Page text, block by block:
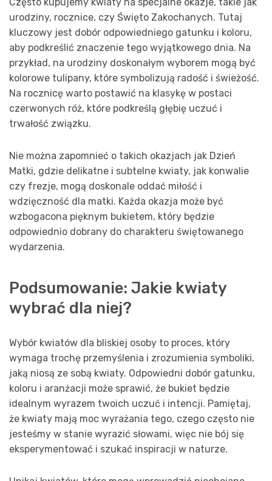
urodziny, rocznice, czy Święto Zakochanych. Tutaj
kluczowy jest dobór odpowiedniego gatunku i koloru,
aby podkreślić znaczenie tego wyjątkowego dnia. Na
przykład, na urodziny doskonałym wyborem mogą być
kolorowe tulipany, które symbolizują radość i świeżość.
Na rocznicę warto postawić na klasykę w postaci
czerwonych róż, które podkreślą głębię uczuć i
trwałość związku.
Nie można zapomnieć o takich okazjach jak Dzień
Matki, gdzie delikatne i subtelne kwiaty, jak konwalie
czy frezje, mogą doskonale oddać miłość i
wdzięczność dla matki. Każda okazja może być
wzbogacona pięknym bukietem, który będzie
odpowiednio dobrany do charakteru świętowanego
wydarzenia.
Podsumowanie: Jakie kwiaty
wybrać dla niej?
Wybór kwiatów dla bliskiej osoby to proces, który
wymaga trochę przemyślenia i zrozumienia symboliki,
jaką niosą ze sobą kwiaty. Odpowiedni dobór gatunku,
koloru i aranżacji może sprawić, że bukiet będzie
idealnym wyrazem twoich uczuć i intencji. Pamiętaj,
że kwiaty mają moc wyrażania tego, czego często nie
jesteśmy w stanie wyrazić słowami, więc nie bój się
eksperymentować i szukać inspiracji w naturze.